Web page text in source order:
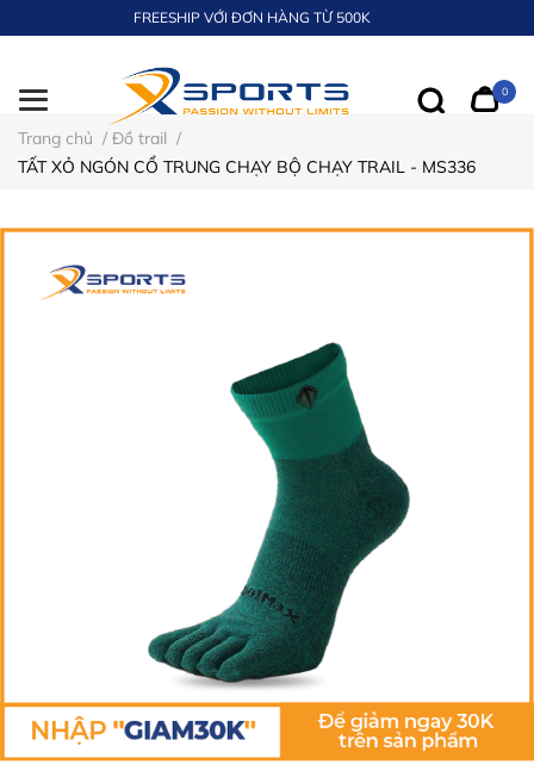
FREESHIP VỚI ĐƠN HÀNG TỪ 500K
0
Trang chủ / Đồ trail /
TẤT XỎ NGÓN CỔ TRUNG CHẠY BỘ CHẠY TRAIL - MS336